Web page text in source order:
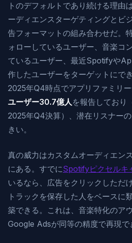
トのデフォルトであり続ける理由
ーディエンスターゲティングとビ
告フォーマットの組み合わせだ。
ォローしているユーザー、音楽コ
ているユーザー、最近Spotifyや
作したユーザーをターゲットにで
2025年Q4時点でアプリファミリ
ユーザー30.7億人を報告してお
2025年Q4決算）、潜在リスナー
きい。
真の威力はカスタムオーディエン
にある。すでにSpotifyピクセルキ
いるなら、広告をクリックしただ
トラックを保存した人をベースに
築できる。これは、音楽特化のア
Google Adsが同等の精度で再現で